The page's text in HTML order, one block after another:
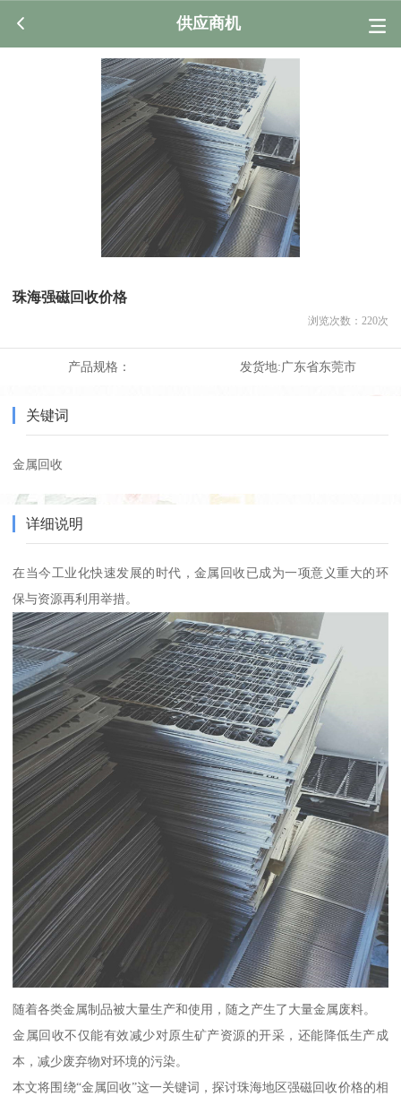
供应商机
珠海强磁回收价格
浏览次数： 220次
产品规格： 发货地:广东省东莞市
关键词
金属回收
详细说明
在当今工业化快速发展的时代，金属回收已成为一项意义重大的环
保与资源再利用举措。
随着各类金属制品被大量生产和使用，随之产生了大量金属废料。
金属回收不仅能有效减少对原生矿产资源的开采，还能降低生产成
本，减少废弃物对环境的污染。
本文将围绕“金属回收”这一关键词，探讨珠海地区强磁回收价格的相